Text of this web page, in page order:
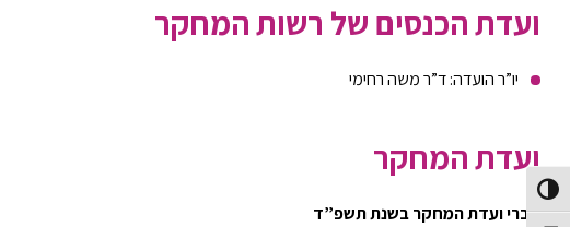
Toggle High Contrast
ועדת הכנסים של רשות המחקר
יו”ר הועדה: ד”ר משה רחימי
ועדת המחקר
חברי ועדת המחקר בשנת תשפ”ד